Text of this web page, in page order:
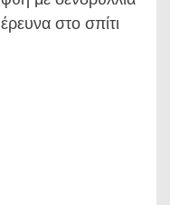
στο σπίτι